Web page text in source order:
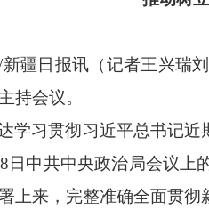
新疆日报讯（记者王兴瑞
持会议。
学习贯彻习近平总书记
日中共中央政治局会议上
上来，完整准确全面贯